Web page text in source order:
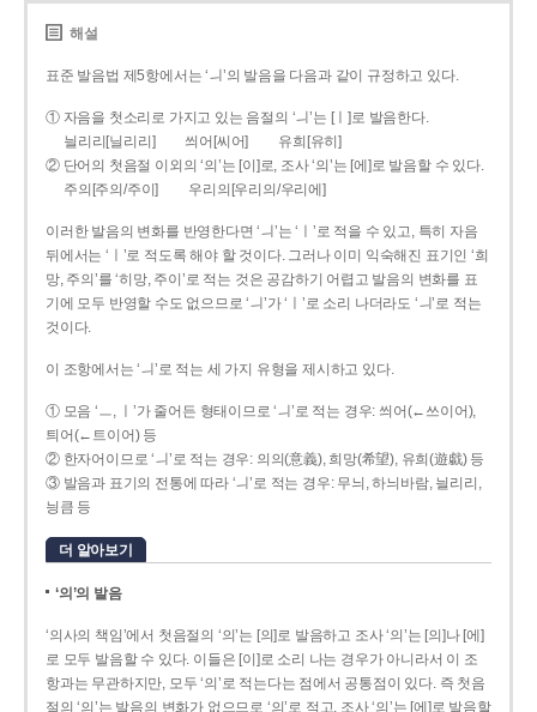
해설
표준 발음법 제5항에서는 ‘ㅢ’의 발음을 다음과 같이 규정하고 있다.
① 자음을 첫소리로 가지고 있는 음절의 ‘ㅢ’는 [ㅣ]로 발음한다.
늴리리[닐리리]
씌어[씨어]
유희[유히]
② 단어의 첫음절 이외의 ‘의’는 [이]로, 조사 ‘의’는 [에]로 발음할 수 있다.
주의[주의/주이]
우리의[우리의/우리에]
이러한 발음의 변화를 반영한다면 ‘ㅢ’는 ‘ㅣ’로 적을 수 있고, 특히 자음
뒤에서는 ‘ㅣ’로 적도록 해야 할 것이다. 그러나 이미 익숙해진 표기인 ‘희
망, 주의’를 ‘히망, 주이’로 적는 것은 공감하기 어렵고 발음의 변화를 표
기에 모두 반영할 수도 없으므로 ‘ㅢ’가 ‘ㅣ’로 소리 나더라도 ‘ㅢ’로 적는
것이다.
이 조항에서는 ‘ㅢ’로 적는 세 가지 유형을 제시하고 있다.
① 모음 ‘ㅡ, ㅣ’가 줄어든 형태이므로 ‘ㅢ’로 적는 경우: 씌어(←쓰이어),
틔어(←트이어) 등
② 한자어이므로 ‘ㅢ’로 적는 경우: 의의(意義), 희망(希望), 유희(遊戱) 등
③ 발음과 표기의 전통에 따라 ‘ㅢ’로 적는 경우: 무늬, 하늬바람, 늴리리,
닁큼 등
더 알아보기
‘의’의 발음
‘의사의 책임’에서 첫음절의 ‘의’는 [의]로 발음하고 조사 ‘의’는 [의]나 [에]
로 모두 발음할 수 있다. 이들은 [이]로 소리 나는 경우가 아니라서 이 조
항과는 무관하지만, 모두 ‘의’로 적는다는 점에서 공통점이 있다. 즉 첫음
절의 ‘의’는 발음의 변화가 없으므로 ‘의’로 적고, 조사 ‘의’는 [에]로 발음할